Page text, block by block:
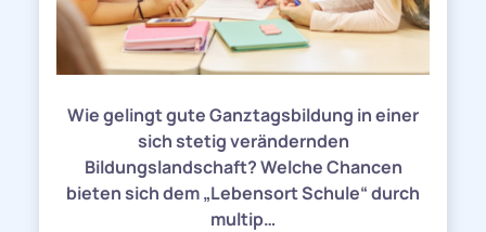
Wie gelingt gute Ganztagsbildung in einer
sich stetig verändernden
Bildungslandschaft? Welche Chancen
bieten sich dem „Lebensort Schule“ durch
multip…